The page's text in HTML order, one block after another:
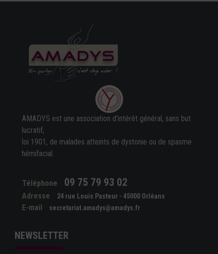
AMADYS est une association d'intérêt général, sans but
lucratif,
loi 1901, de malades atteints de dystonie ou de spasme
hémifacial.
Téléphone 09 75 79 93 02
Adresse 24 rue Louis Pasteur - 45000 Orléans
E-mail secretariat.amadys@amadys.fr
NEWSLETTER